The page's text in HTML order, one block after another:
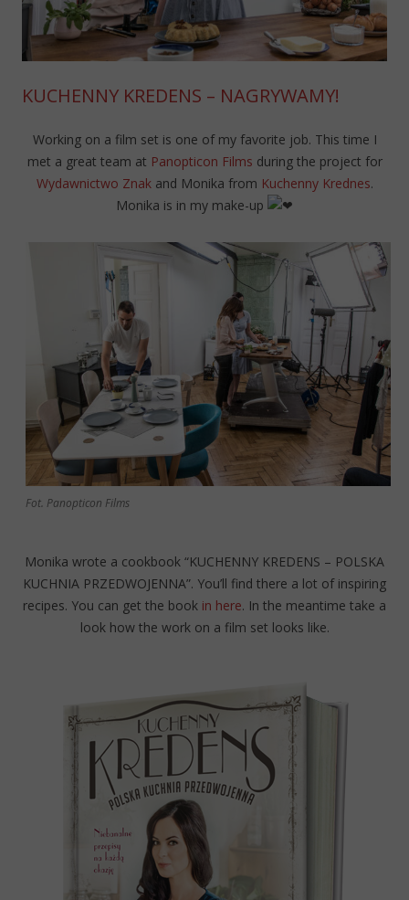
KUCHENNY KREDENS – NAGRYWAMY!
Working on a film set is one of my favorite job. This time I
met a great team at Panopticon Films during the project for
Wydawnictwo Znakand Monika from Kuchenny Krednes.
Monika is in my make-up
Fot. Panopticon Films
Monika wrote a cookbook “KUCHENNY KREDENS – POLSKA
KUCHNIA PRZEDWOJENNA”. You’ll find there a lot of inspiring
recipes. You can get the book in here. In the meantime take a
look how the work on a film set looks like.